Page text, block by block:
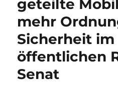
geteilte
mehr
Sicherheit im
öffentlichen
Senat